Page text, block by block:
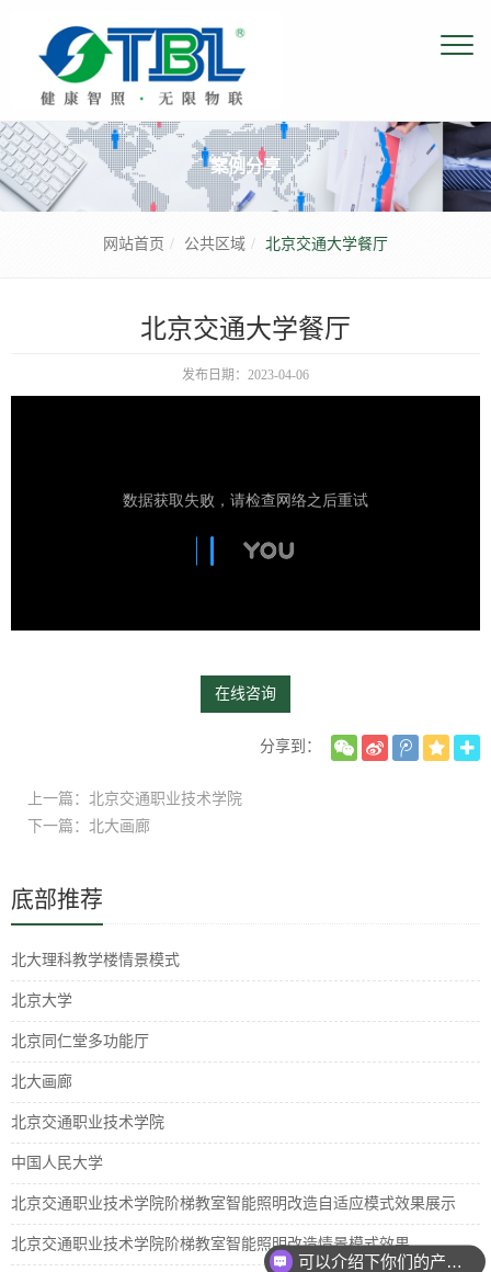
案例分享
网站首页 公共区域 北京交通大学餐厅
北京交通大学餐厅
发布日期：2023-04-06
在线咨询
分享到：
上一篇：北京交通职业技术学院
下一篇：北大画廊
底部推荐
北大理科教学楼情景模式
北京大学
北京同仁堂多功能厅
北大画廊
北京交通职业技术学院
中国人民大学
北京交通职业技术学院阶梯教室智能照明改造自适应模式效果展示
北京交通职业技术学院阶梯教室智能照明改造情景模式效果
可以介绍下你们的产品么？